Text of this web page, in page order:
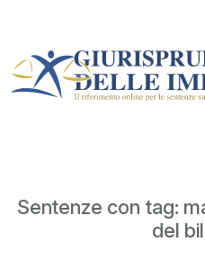
Sentenze con tag:
del